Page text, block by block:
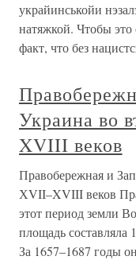
украйинськойи
натяжкой. Чтобы это
факт, что без
Украина во
XVIII веков
Правобережная и
ХVII–XVIII веков
этот период земли
площадь составляла
За 1657–1687 годы